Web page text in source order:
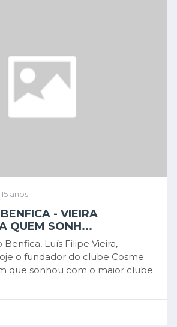
anos
- VIEIRA
QUEM SONH...
Luís Filipe Vieira,
o fundador do clube Cosme
que sonhou com o maior clube